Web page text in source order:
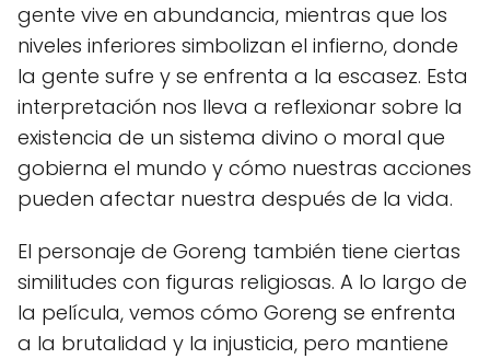
gente vive en abundancia, mientras que los
niveles inferiores simbolizan el infierno, donde
la gente sufre y se enfrenta a la escasez. Esta
interpretación nos lleva a reflexionar sobre la
existencia de un sistema divino o moral que
gobierna el mundo y cómo nuestras acciones
pueden afectar nuestra después de la vida.
El personaje de Goreng también tiene ciertas
similitudes con figuras religiosas. A lo largo de
la película, vemos cómo Goreng se enfrenta
a la brutalidad y la injusticia, pero mantiene